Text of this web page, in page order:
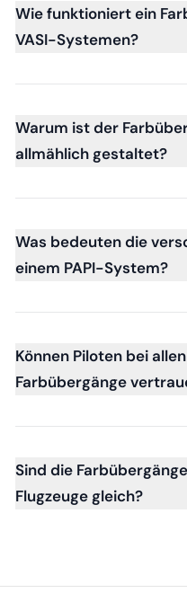
Wie funktioniert ein
VASI-Systemen?
Warum ist der
allmählich gestaltet?
Was bedeuten die
einem PAPI-System?
Können Piloten bei
Farbübergänge
Sind die
Flugzeuge gleich?